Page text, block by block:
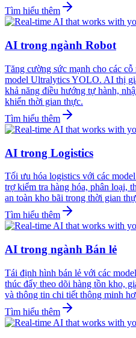
Tìm hiểu thêm
AI trong ngành Robot
Tăng cường sức mạnh cho các
model Ultralytics YOLO. AI thị
khả năng điều hướng tự hành,
khiển thời gian thực.
Tìm hiểu thêm
AI trong Logistics
Tối ưu hóa logistics với các
trợ kiểm tra hàng hóa, phân loại,
an toàn kho bãi trong thời gian
Tìm hiểu thêm
AI trong ngành Bán lẻ
Tái định hình bán lẻ với các
thúc đẩy theo dõi hàng tồn kho,
và thông tin chi tiết thông minh
Tìm hiểu thêm